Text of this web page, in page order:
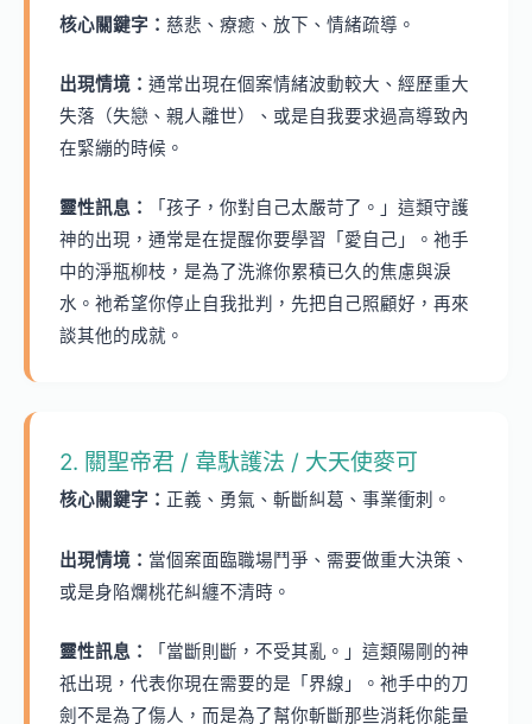
核心關鍵字： 慈悲、療癒、放下、情緒疏導。
出現情境： 通常出現在個案情緒波動較大、經歷重大
失落（失戀、親人離世）、或是自我要求過高導致內
在緊繃的時候。
靈性訊息：
「孩子，你對自己太嚴苛了。」這類守護
神的出現，通常是在提醒你要學習「愛自己」。祂手
中的淨瓶柳枝，是為了洗滌你累積已久的焦慮與淚
水。祂希望你停止自我批判，先把自己照顧好，再來
談其他的成就。
2. 關聖帝君 / 韋馱護法 / 大天使麥可
核心關鍵字： 正義、勇氣、斬斷糾葛、事業衝刺。
出現情境： 當個案面臨職場鬥爭、需要做重大決策、
或是身陷爛桃花糾纏不清時。
靈性訊息：
「當斷則斷，不受其亂。」這類陽剛的神
祇出現，代表你現在需要的是「界線」。祂手中的刀
劍不是為了傷人，而是為了幫你斬斷那些消耗你能量